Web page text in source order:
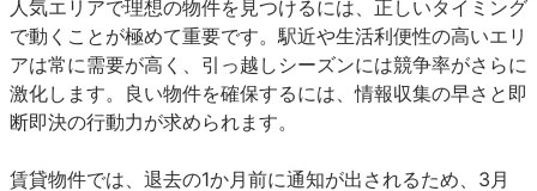
人気エリアで理想の物件を見つけるには、正しいタイミング
で動くことが極めて重要です。駅近や生活利便性の高いエリ
アは常に需要が高く、引っ越しシーズンには競争率がさらに
激化します。良い物件を確保するには、情報収集の早さと即
断即決の行動力が求められます。
賃貸物件では、退去の1か月前に通知が出されるため、3月